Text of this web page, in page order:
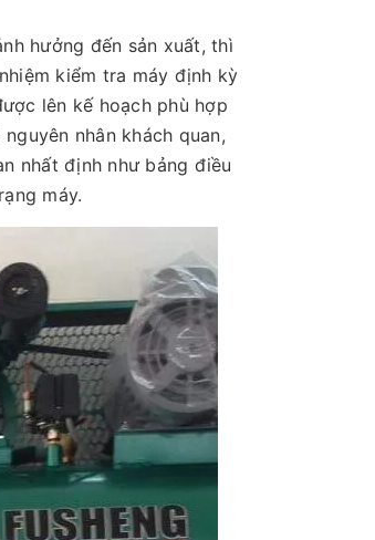
hưởng đến sản xuất, thì
kiểm tra máy định kỳ
lên kế hoạch phù hợp
nhân khách quan,
nhất định như bảng điều
máy.